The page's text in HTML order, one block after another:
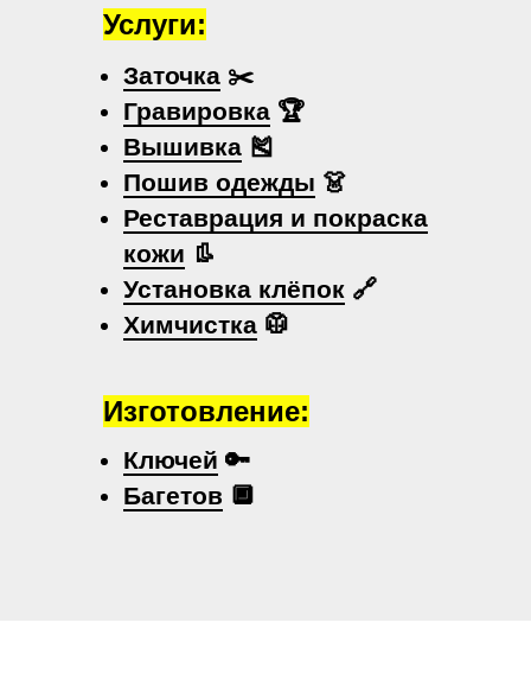
Заточка ✂️
Гравировка 🏆
Вышивка 🎽
Пошив одежды 👗
Реставрация и покраска
кожи 👢
Установка клёпок 🔗
Химчистка 🥼
Ключей 🔑
Багетов 🔲
Услуги:
Изготовление: